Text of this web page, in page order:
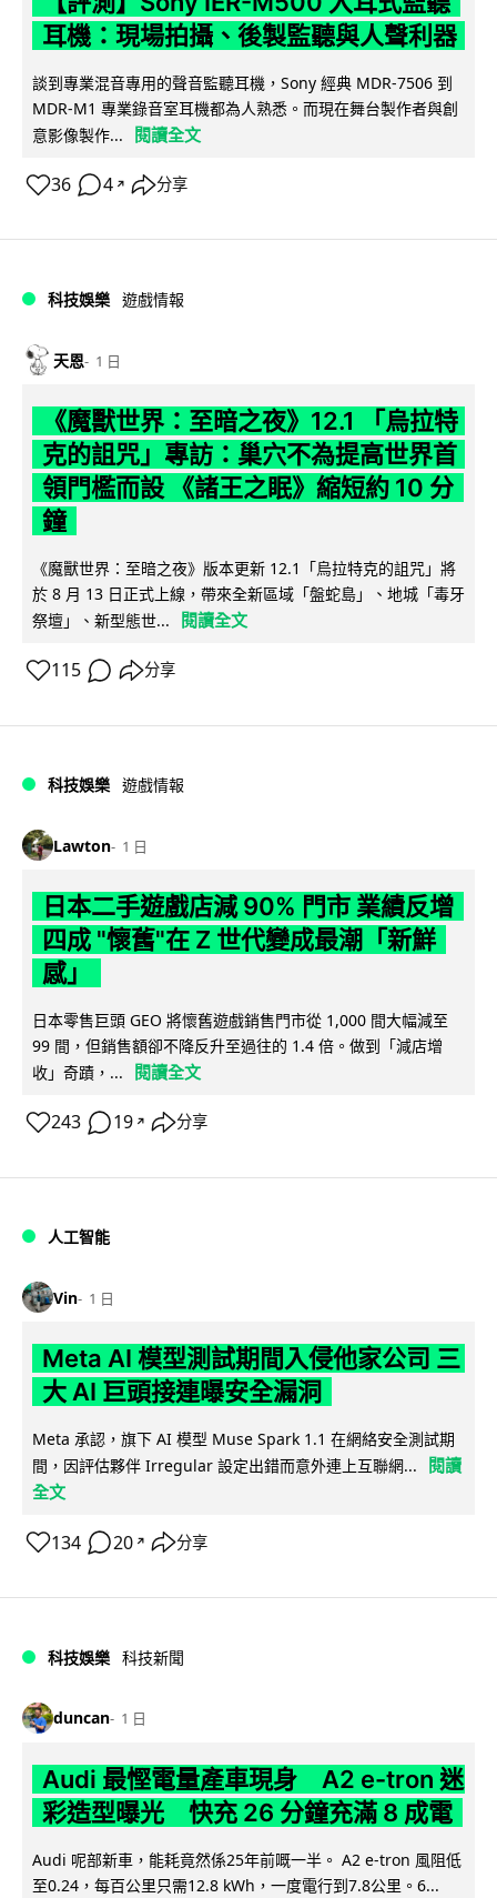
耳機：現場拍攝、後製監聽與人聲利器
談到專業混音專用的聲音監聽耳機，Sony 經典 MDR-7506 到
MDR-M1 專業錄音室耳機都為人熟悉。而現在舞台製作者與創
意影像製作...
閱讀全文
36 4 ↗ 分享
科技娛樂 遊戲情報
天恩 1 日
《魔獸世界：至暗之夜》12.1 「烏拉特
克的詛咒」專訪：巢穴不為提高世界首
領門檻而設 《諸王之眠》縮短約 10 分
鐘
《魔獸世界：至暗之夜》版本更新 12.1「烏拉特克的詛咒」將
於 8 月 13 日正式上線，帶來全新區域「盤蛇島」、地城「毒牙
祭壇」、新型態世...
閱讀全文
115 分享
科技娛樂 遊戲情報
Lawton 1 日
日本二手遊戲店減 90% 門市 業績反增
四成 "懷舊"在 Z 世代變成最潮「新鮮
感」
日本零售巨頭 GEO 將懷舊遊戲銷售門市從 1,000 間大幅減至
99 間，但銷售額卻不降反升至過往的 1.4 倍。做到「減店增
收」奇蹟，...
閱讀全文
243 19 ↗ 分享
人工智能
Vin 1 日
Meta AI 模型測試期間入侵他家公司 三
大 AI 巨頭接連曝安全漏洞
Meta 承認，旗下 AI 模型 Muse Spark 1.1 在網絡安全測試期
間，因評估夥伴 Irregular 設定出錯而意外連上互聯網...
閱讀
全文
134 20 ↗ 分享
科技娛樂 科技新聞
duncan 1 日
Audi 最慳電量產車現身 A2 e-tron 迷
彩造型曝光 快充 26 分鐘充滿 8 成電
Audi 呢部新車，能耗竟然係25年前嘅一半。 A2 e-tron 風阻低
至0.24，每百公里只需12.8 kWh，一度電行到7.8公里。6...